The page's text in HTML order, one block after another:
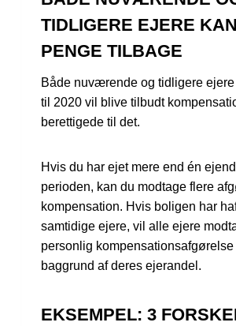
TIDLIGERE EJERE
PENGE TILBAGE
Både nuværende og tidligere
til 2020 vil blive tilbudt
berettigede til det.
Hvis du har ejet mere end én
perioden, kan du modtage flere
kompensation. Hvis boligen har
samtidige ejere, vil alle ejere
personlig
baggrund af deres ejerandel.
EKSEMPEL: 3